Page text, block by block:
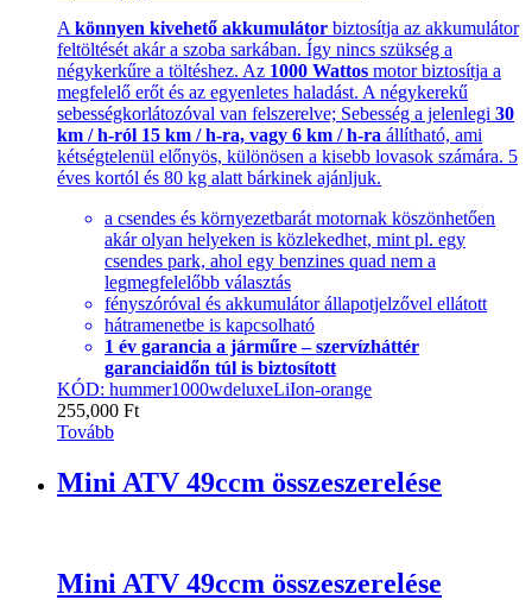
A könnyen kivehető akkumulátor biztosítja az akkumulátor
feltöltését akár a szoba sarkában. Így nincs szükség a
négykerkűre a töltéshez. Az 1000 Wattos motor biztosítja a
megfelelő erőt és az egyenletes haladást. A négykerekű
sebességkorlátozóval van felszerelve; Sebesség a jelenlegi 30
km / h-ról 15 km / h-ra, vagy 6 km / h-ra állítható, ami
kétségtelenül előnyös, különösen a kisebb lovasok számára. 5
éves kortól és 80 kg alatt bárkinek ajánljuk.
a csendes és környezetbarát motornak köszönhetően
akár olyan helyeken is közlekedhet, mint pl. egy
csendes park, ahol egy benzines quad nem a
legmegfelelőbb választás
fényszóróval és akkumulátor állapotjelzővel ellátott
hátramenetbe is kapcsolható
1 év garancia a járműre – szervízháttér
garanciaidőn túl is biztosított
KÓD: hummer1000wdeluxeLiIon-orange
255,000 Ft
Tovább
Mini ATV 49ccm összeszerelése
Mini ATV 49ccm összeszerelése